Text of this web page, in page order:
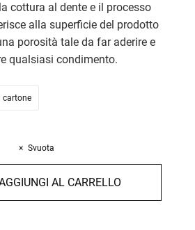
cottura al dente e il processo
alla superficie del prodotto
porosità tale da far aderire e
qualsiasi condimento.
cartone
Svuota
AL CARRELLO